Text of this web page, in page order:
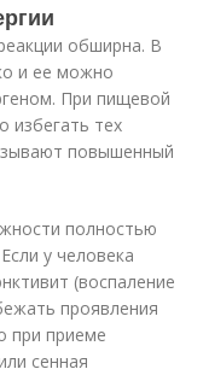
обширна. В
и ее можно
При пищевой
избегать тех
повышенный
полностью
у человека
(воспаление
проявления
при приеме
сенная